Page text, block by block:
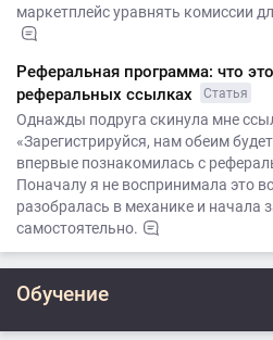
маркетплейс уравнять комиссии
Реферальная программа: что
реферальных ссылках
Статья
Однажды подруга скинула мне
«Зарегистрируйся, нам обеим
впервые познакомилась с
Поначалу я не воспринимала это
разобралась в механике и начала
самостоятельно.
Обучение